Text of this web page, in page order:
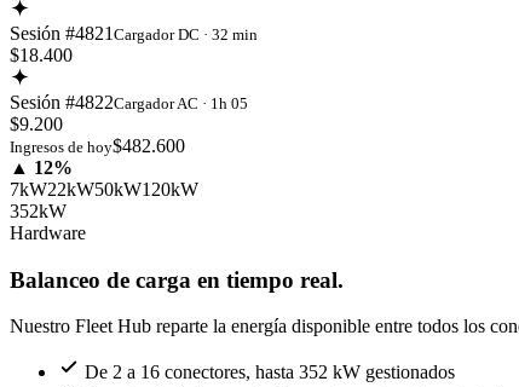
Sesión #4821 Cargador DC · 32 min
$18.400
Sesión #4822Cargador AC · 1h 05
$9.200
Ingresos de hoy$482.600
▲ 12%
7kW22kW50kW120kW
352kW
Hardware
Balanceo de carga en tiempo real.
Nuestro Fleet Hub reparte la energía disponible entre todos los
De 2 a 16 conectores, hasta 352 kW gestionados